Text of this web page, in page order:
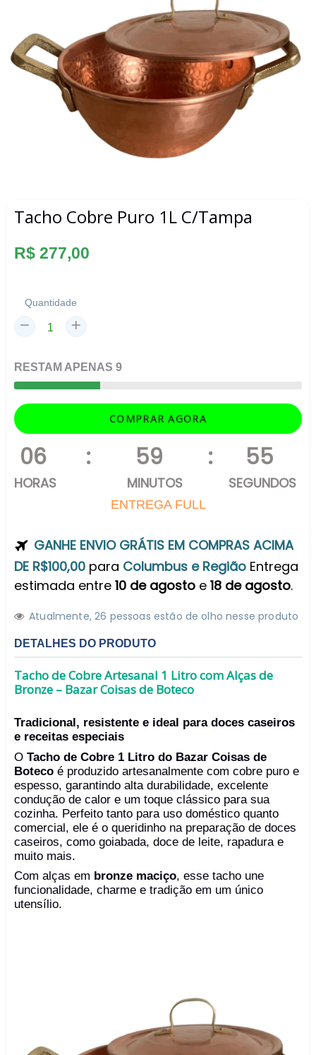
Tacho Cobre Puro 1L C/Tampa
Preço
R$ 277,00
Quantidade
RESTAM APENAS 9
COMPRAR AGORA
06 : 59 : 54
HORAS MINUTOS SEGUNDOS
ENTREGA FULL
GANHE ENVIO GRÁTIS EM COMPRAS ACIMA
DE R$100,00 para Columbus e Região Entrega
estimada entre 10 de agosto e 18 de agosto.
Atualmente,26 pessoas estão de olho nesse produto
DETALHES DO PRODUTO
Tacho de Cobre Artesanal 1 Litro com Alças de
Bronze – Bazar Coisas de Boteco
Tradicional, resistente e ideal para doces caseiros
e receitas especiais
O Tacho de Cobre 1 Litro do Bazar Coisas de
Boteco é produzido artesanalmente com cobre puro e
espesso, garantindo alta durabilidade, excelente
condução de calor e um toque clássico para sua
cozinha. Perfeito tanto para uso doméstico quanto
comercial, ele é o queridinho na preparação de doces
caseiros, como goiabada, doce de leite, rapadura e
muito mais.
Com alças em bronze maciço, esse tacho une
funcionalidade, charme e tradição em um único
utensílio.